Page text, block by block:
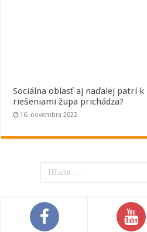
Sociálna oblasť aj naďalej patrí
riešeniami župa prichádza?
16. novembra 2022